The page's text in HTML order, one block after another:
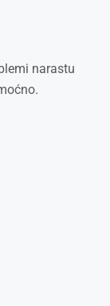
narastu